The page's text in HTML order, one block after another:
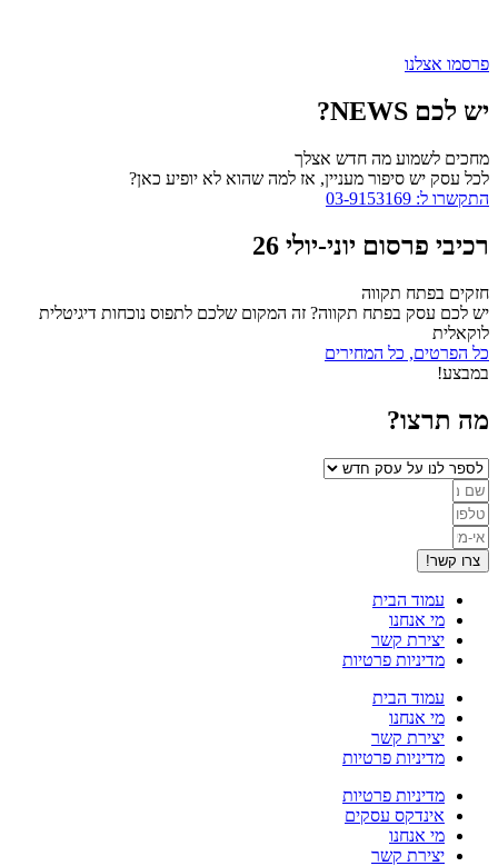
פרסמו אצלנו
יש לכם NEWS?
מחכים לשמוע מה חדש אצלך
לכל עסק יש סיפור מעניין, אז למה שהוא לא יופיע כאן?
התקשרו ל: 03-9153169
רכיבי פרסום יוני-יולי 26
חזקים בפתח תקווה
יש לכם עסק בפתח תקווה? זה המקום שלכם לתפוס נוכחות דיגיטלית
לוקאלית
כל הפרטים, כל המחירים
במבצע!
מה תרצו?
צרו קשר!
עמוד הבית
מי אנחנו
יצירת קשר
מדיניות פרטיות
עמוד הבית
מי אנחנו
יצירת קשר
מדיניות פרטיות
מדיניות פרטיות
אינדקס עסקים
מי אנחנו
יצירת קשר